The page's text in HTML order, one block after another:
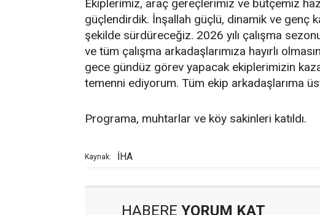
Ekiplerimiz, araç gereçlerimiz ve bütçemiz
güçlendirdik. İnşallah güçlü, dinamik ve genç
şekilde sürdüreceğiz. 2026 yılı çalışma
ve tüm çalışma arkadaşlarımıza hayırlı
gece gündüz görev yapacak ekiplerimizin
temenni ediyorum. Tüm ekip arkadaşlarıma
Programa, muhtarlar ve köy sakinleri katıldı.
Kaynak: İHA
HABERE YORUM KAT